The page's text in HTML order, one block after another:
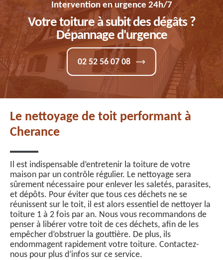
Intervention en urgence 24h/7
Votre toiture à subit des dégâts ?
Dépannage d'urgence
02 52 56 07 08
Le nettoyage de toit performant à
Cherance
Il est indispensable d’entretenir la toiture de votre
maison par un contrôle régulier. Le nettoyage sera
sûrement nécessaire pour enlever les saletés, parasites,
et dépôts. Pour éviter que tous ces déchets ne se
réunissent sur le toit, il est alors essentiel de nettoyer la
toiture 1 à 2 fois par an. Nous vous recommandons de
penser à libérer votre toit de ces déchets, afin de les
empêcher d’obstruer la gouttière. De plus, ils
endommagent rapidement votre toiture. Contactez-
nous pour plus d’infos sur ce service.